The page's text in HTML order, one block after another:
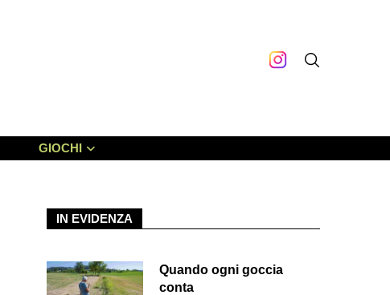
GIOCHI
IN EVIDENZA
Quando ogni goccia
conta